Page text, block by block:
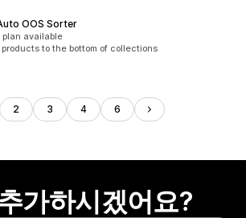
OOS Sorter
plan available
products to the bottom of collections
2 3 4 6
가하시겠어요?